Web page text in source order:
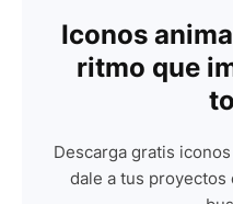
Iconos
ritmo que
Descarga gratis
dale a tus proyectos